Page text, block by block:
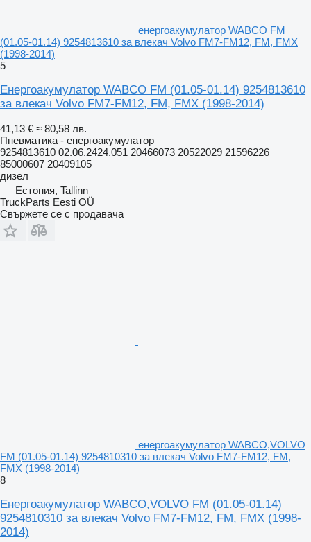
енергоакумулатор WABCO FM
(01.05-01.14) 9254813610 за влекач Volvo FM7-FM12, FM, FMX
(1998-2014)
5
Енергоакумулатор WABCO FM (01.05-01.14) 9254813610
за влекач Volvo FM7-FM12, FM, FMX (1998-2014)
41,13 € ≈ 80,58 лв.
Пневматика - енергоакумулатор
9254813610 02.06.2424.051 20466073 20522029 21596226
85000607 20409105
дизел
Естония, Tallinn
TruckParts Eesti OÜ
Свържете се с продавача
енергоакумулатор WABCO,VOLVO
FM (01.05-01.14) 9254810310 за влекач Volvo FM7-FM12, FM,
FMX (1998-2014)
8
Енергоакумулатор WABCO,VOLVO FM (01.05-01.14)
9254810310 за влекач Volvo FM7-FM12, FM, FMX (1998-
2014)